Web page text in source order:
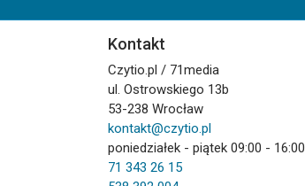
Kontakt
Czytio.pl / 71media
ul. Ostrowskiego 13b
53-238 Wrocław
kontakt@czytio.pl
poniedziałek - piątek 09:00 - 16:00
71 343 26 15